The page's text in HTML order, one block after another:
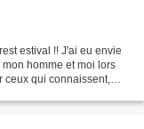
estival !! J'ai eu envie
homme et moi lors
ceux qui connaissent,